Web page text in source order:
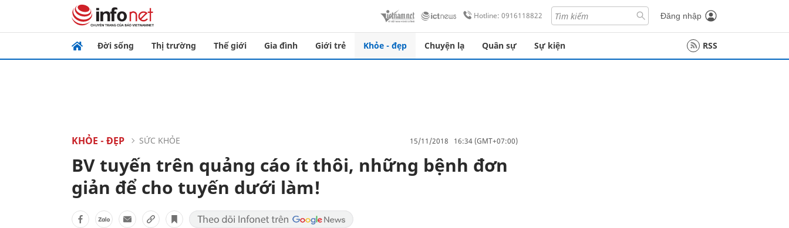
Hotline: 0916118822 Đăng nhập
Đời sống Thị trường Thế giới Gia đình Giới trẻ Khỏe - đẹp Chuyện lạ Quân sự Sự kiện RSS
KHỎE - ĐẸP SỨC KHỎE 15/11/2018 16:34 (GMT+07:00)
BV tuyến trên quảng cáo ít thôi, những bệnh đơn
giản để cho tuyến dưới làm!